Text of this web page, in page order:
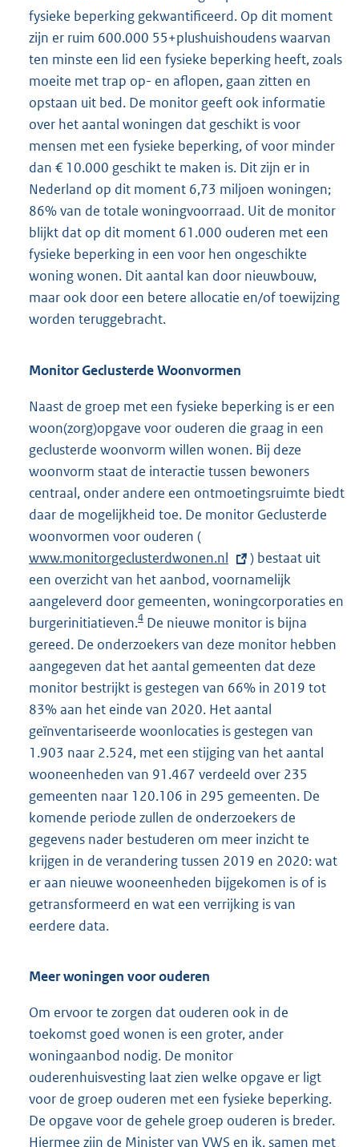
fysieke beperking gekwantificeerd. Op dit moment
zijn er ruim 600.000 55+plushuishoudens waarvan
ten minste een lid een fysieke beperking heeft, zoals
moeite met trap op- en aflopen, gaan zitten en
opstaan uit bed. De monitor geeft ook informatie
over het aantal woningen dat geschikt is voor
mensen met een fysieke beperking, of voor minder
dan € 10.000 geschikt te maken is. Dit zijn er in
Nederland op dit moment 6,73 miljoen woningen;
86% van de totale woningvoorraad. Uit de monitor
blijkt dat op dit moment 61.000 ouderen met een
fysieke beperking in een voor hen ongeschikte
woning wonen. Dit aantal kan door nieuwbouw,
maar ook door een betere allocatie en/of toewijzing
worden teruggebracht.
Monitor Geclusterde Woonvormen
Naast de groep met een fysieke beperking is er een
woon(zorg)opgave voor ouderen die graag in een
geclusterde woonvorm willen wonen. Bij deze
woonvorm staat de interactie tussen bewoners
centraal, onder andere een ontmoetingsruimte biedt
daar de mogelijkheid toe. De monitor Geclusterde
woonvormen voor ouderen (
x
t
e
r
n
e
l
i
n
k
:
www.monitorgeclusterdwonen.nl
) bestaat uit
een overzicht van het aanbod, voornamelijk
aangeleverd door gemeenten, woningcorporaties en
burgerinitiatieven.4 De nieuwe monitor is bijna
gereed. De onderzoekers van deze monitor hebben
aangegeven dat het aantal gemeenten dat deze
monitor bestrijkt is gestegen van 66% in 2019 tot
83% aan het einde van 2020. Het aantal
geïnventariseerde woonlocaties is gestegen van
1.903 naar 2.524, met een stijging van het aantal
wooneenheden van 91.467 verdeeld over 235
gemeenten naar 120.106 in 295 gemeenten. De
komende periode zullen de onderzoekers de
gegevens nader bestuderen om meer inzicht te
krijgen in de verandering tussen 2019 en 2020: wat
er aan nieuwe wooneenheden bijgekomen is of is
getransformeerd en wat een verrijking is van
eerdere data.
Meer woningen voor ouderen
Om ervoor te zorgen dat ouderen ook in de
toekomst goed wonen is een groter, ander
woningaanbod nodig. De monitor
ouderenhuisvesting laat zien welke opgave er ligt
voor de groep ouderen met een fysieke beperking.
De opgave voor de gehele groep ouderen is breder.
Hiermee zijn de Minister van VWS en ik, samen met